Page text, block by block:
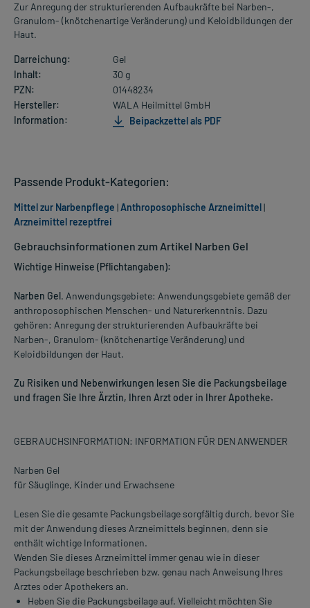
Zur Anregung der strukturierenden Aufbaukräfte bei Narben-,
Granulom- (knötchenartige Veränderung) und Keloidbildungen der
Haut.
Darreichung:
Gel
Inhalt:
30 g
PZN:
01448234
Hersteller:
WALA Heilmittel GmbH
Information:
Beipackzettel als PDF
Gebrauchsinformationen zum Artikel Narben Gel
Wichtige Hinweise (Pflichtangaben):
Narben Gel. Anwendungsgebiete: Anwendungsgebiete gemäß der
anthroposophischen Menschen- und Naturerkenntnis. Dazu
gehören: Anregung der strukturierenden Aufbaukräfte bei
Narben-, Granulom- (knötchenartige Veränderung) und
Keloidbildungen der Haut.
Zu Risiken und Nebenwirkungen lesen Sie die Packungsbeilage
und fragen Sie Ihre Ärztin, Ihren Arzt oder in Ihrer Apotheke.
GEBRAUCHSINFORMATION: INFORMATION FÜR DEN ANWENDER
Narben Gel
für Säuglinge, Kinder und Erwachsene
Lesen Sie die gesamte Packungsbeilage sorgfältig durch, bevor Sie
mit der Anwendung dieses Arzneimittels beginnen, denn sie
enthält wichtige Informationen.
Wenden Sie dieses Arzneimittel immer genau wie in dieser
Packungsbeilage beschrieben bzw. genau nach Anweisung Ihres
Arztes oder Apothekers an.
Heben Sie die Packungsbeilage auf. Vielleicht möchten Sie
Passende Produkt-Kategorien:
Mittel zur Narbenpflege |Anthroposophische Arzneimittel|
Arzneimittel rezeptfrei